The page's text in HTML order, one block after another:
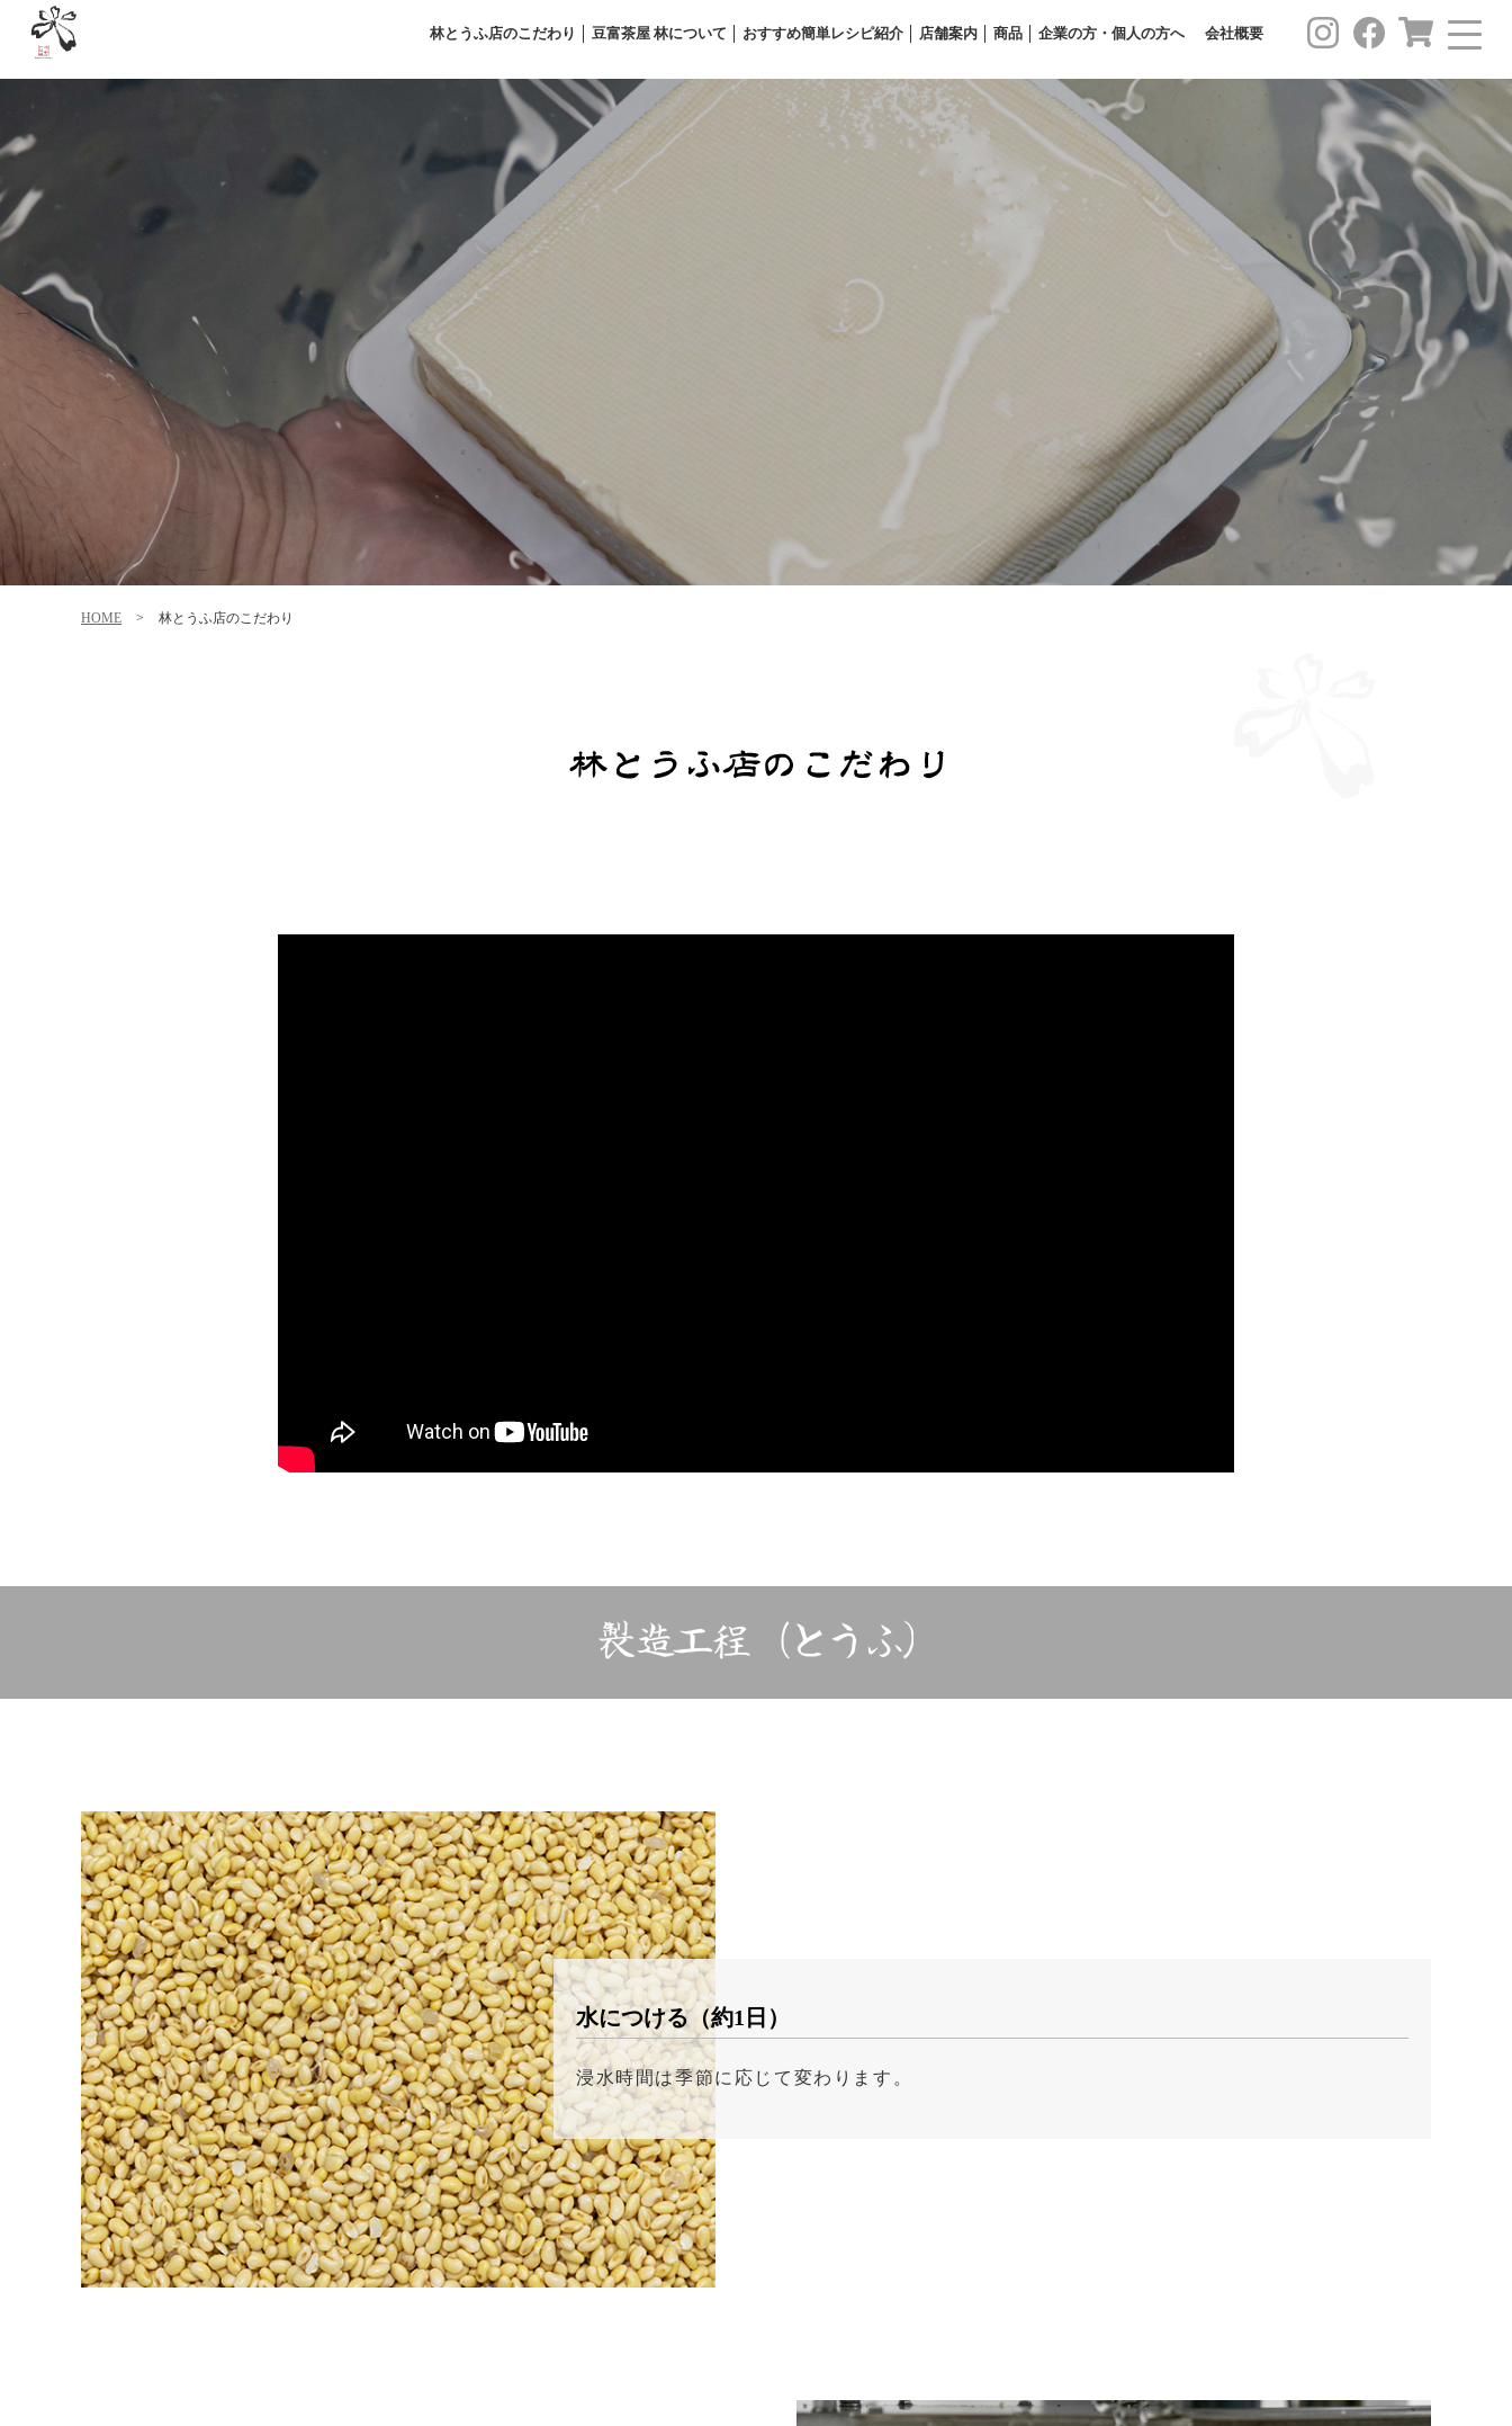
林とうふ店のこだわり 豆富茶屋 林について おすすめ簡単レシピ紹介 店舗案内 商品 企業の方・個人の方へ 会社概要
HOME > 林とうふ店のこだわり
水につける（約1日）
浸水時間は季節に応じて変わります。